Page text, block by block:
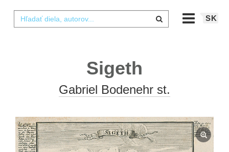
SK
Sigeth
Gabriel Bodenehr st.